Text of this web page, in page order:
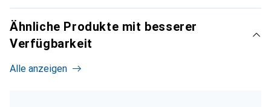
Ähnliche Produkte mit besserer
Verfügbarkeit
Alle anzeigen